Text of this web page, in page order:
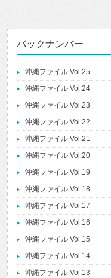
バックナンバー
沖縄ファイル Vol.25
沖縄ファイル Vol.24
沖縄ファイル Vol.23
沖縄ファイル Vol.22
沖縄ファイル Vol.21
沖縄ファイル Vol.20
沖縄ファイル Vol.19
沖縄ファイル Vol.18
沖縄ファイル Vol.17
沖縄ファイル Vol.16
沖縄ファイル Vol.15
沖縄ファイル Vol.14
沖縄ファイル Vol.13